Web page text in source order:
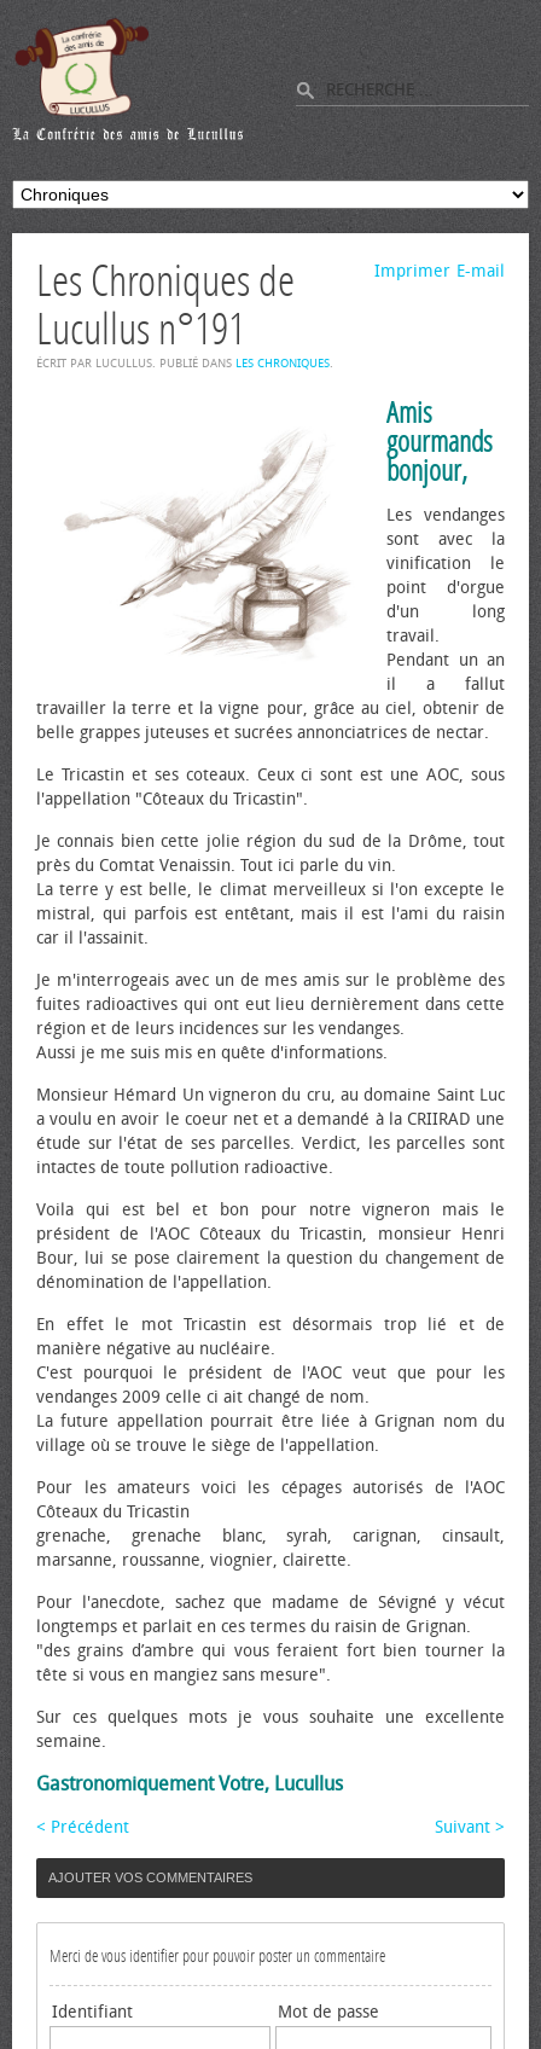
E-mail
Imprimer
Les Chroniques de
Lucullus n°191
ÉCRIT PAR LUCULLUS. PUBLIÉ DANS LES CHRONIQUES.
Amis
gourmands
bonjour,
Les vendanges
sont avec la
vinification le
point d'orgue
d'un long
travail.
Pendant un an
il a fallut
travailler la terre et la vigne pour, grâce au ciel, obtenir de
belle grappes juteuses et sucrées annonciatrices de nectar.
Le Tricastin et ses coteaux. Ceux ci sont est une AOC, sous
l'appellation "Côteaux du Tricastin".
Je connais bien cette jolie région du sud de la Drôme, tout
près du Comtat Venaissin. Tout ici parle du vin.
La terre y est belle, le climat merveilleux si l'on excepte le
mistral, qui parfois est entêtant, mais il est l'ami du raisin
car il l'assainit.
Je m'interrogeais avec un de mes amis sur le problème des
fuites radioactives qui ont eut lieu dernièrement dans cette
région et de leurs incidences sur les vendanges.
Aussi je me suis mis en quête d'informations.
Monsieur Hémard Un vigneron du cru, au domaine Saint Luc
a voulu en avoir le coeur net et a demandé à la CRIIRAD une
étude sur l'état de ses parcelles. Verdict, les parcelles sont
intactes de toute pollution radioactive.
Voila qui est bel et bon pour notre vigneron mais le
président de l'AOC Côteaux du Tricastin, monsieur Henri
Bour, lui se pose clairement la question du changement de
dénomination de l'appellation.
En effet le mot Tricastin est désormais trop lié et de
manière négative au nucléaire.
C'est pourquoi le président de l'AOC veut que pour les
vendanges 2009 celle ci ait changé de nom.
La future appellation pourrait être liée à Grignan nom du
village où se trouve le siège de l'appellation.
Pour les amateurs voici les cépages autorisés de l'AOC
Côteaux du Tricastin
grenache, grenache blanc, syrah, carignan, cinsault,
marsanne, roussanne, viognier, clairette.
Pour l'anecdote, sachez que madame de Sévigné y vécut
longtemps et parlait en ces termes du raisin de Grignan.
"des grains d’ambre qui vous feraient fort bien tourner la
tête si vous en mangiez sans mesure".
Sur ces quelques mots je vous souhaite une excellente
semaine.
Gastronomiquement Votre, Lucullus
< Précédent Suivant >
AJOUTER VOS COMMENTAIRES
Merci de vous identifier pour pouvoir poster un commentaire
Identifiant Mot de passe